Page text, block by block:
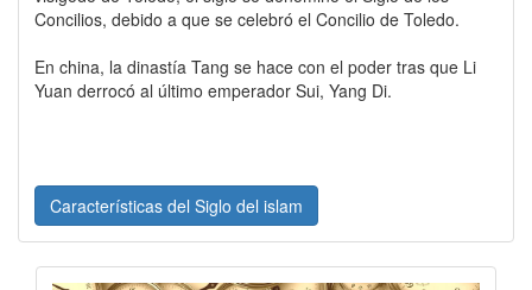
Concilios, debido a que se celebró el Concilio de Toledo.
En china, la dinastía Tang se hace con el poder tras que Li
Yuan derrocó al último emperador Sui, Yang Di.
Características del Siglo del islam